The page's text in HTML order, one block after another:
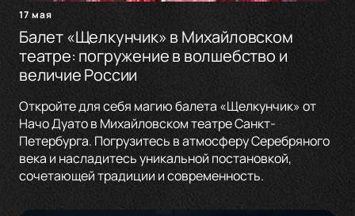
17 мая
Балет «Щелкунчик» в Михайловском
театре: погружение в волшебство и
величие России
Откройте для себя магию балета «Щелкунчик» от
Начо Дуато в Михайловском театре Санкт-
Петербурга. Погрузитесь в атмосферу Серебряного
века и насладитесь уникальной постановкой,
сочетающей традиции и современность.